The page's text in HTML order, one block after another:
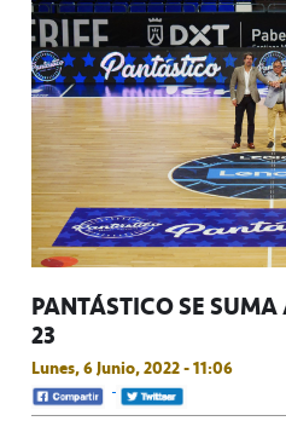
PANTÁSTICO SE
23
Lunes, 6 Junio, 2022 - 11:06